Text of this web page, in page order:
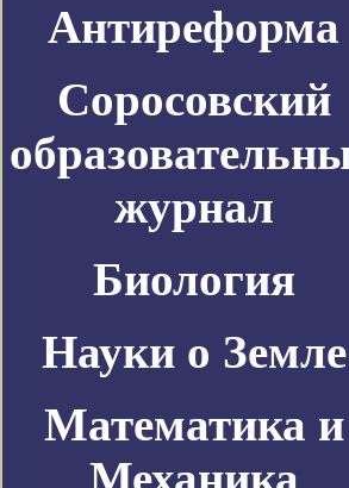
Антиреформа
Соросовский
журнал
Биология
Науки о Земле
Математика и